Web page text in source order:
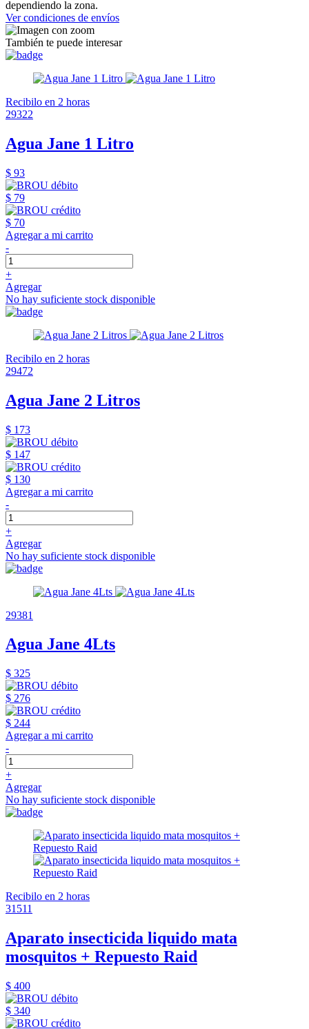
dependiendo la zona.
Ver condiciones de envíos
También te puede interesar
Recibilo en 2 horas
29322
Agua Jane 1 Litro
$ 93
$ 79
$ 70
Agregar a mi carrito
-
+
Agregar
No hay suficiente stock disponible
Recibilo en 2 horas
29472
Agua Jane 2 Litros
$ 173
$ 147
$ 130
Agregar a mi carrito
-
+
Agregar
No hay suficiente stock disponible
29381
Agua Jane 4Lts
$ 325
$ 276
$ 244
Agregar a mi carrito
-
+
Agregar
No hay suficiente stock disponible
Recibilo en 2 horas
31511
Aparato insecticida liquido mata
mosquitos + Repuesto Raid
$ 400
$ 340